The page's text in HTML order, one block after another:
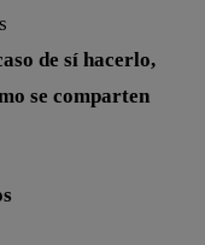
de sí hacerlo,
se comparten